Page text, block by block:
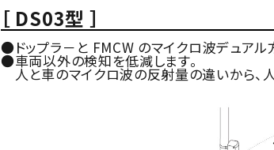
［ DS03型 ］
●ドップラ－と FMCW のマイクロ波デュア
●車両以外の検知を低減します。
人と車のマイクロ波の反射量の違いから、